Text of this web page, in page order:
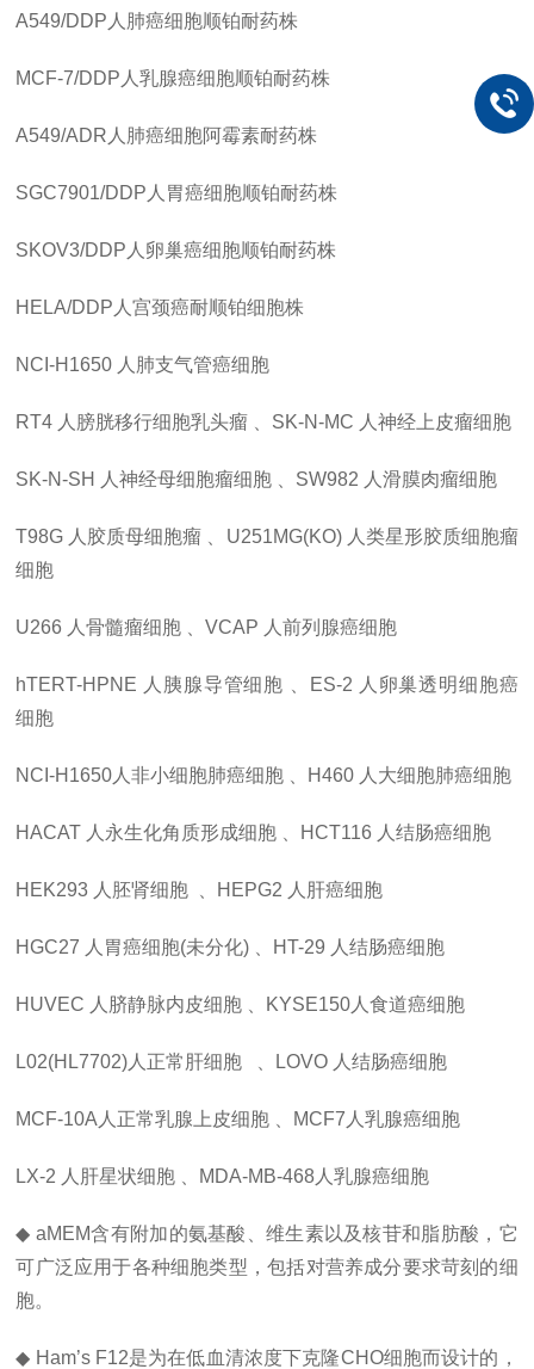
A549/DDP人肺癌细胞顺铂耐药株
MCF-7/DDP人乳腺癌细胞顺铂耐药株
A549/ADR人肺癌细胞阿霉素耐药株
SGC7901/DDP人胃癌细胞顺铂耐药株
SKOV3/DDP人卵巢癌细胞顺铂耐药株
HELA/DDP人宫颈癌耐顺铂细胞株
NCI-H1650 人肺支气管癌细胞
RT4 人膀胱移行细胞乳头瘤 、SK-N-MC 人神经上皮瘤细胞
SK-N-SH 人神经母细胞瘤细胞 、SW982 人滑膜肉瘤细胞
T98G 人胶质母细胞瘤 、U251MG(KO) 人类星形胶质细胞瘤
细胞
U266 人骨髓瘤细胞 、VCAP 人前列腺癌细胞
hTERT-HPNE 人胰腺导管细胞 、ES-2 人卵巢透明细胞癌
细胞
NCI-H1650人非小细胞肺癌细胞 、H460 人大细胞肺癌细胞
HACAT 人永生化角质形成细胞 、HCT116 人结肠癌细胞
HEK293 人胚肾细胞 、HEPG2 人肝癌细胞
HGC27 人胃癌细胞(未分化) 、HT-29 人结肠癌细胞
HUVEC 人脐静脉内皮细胞 、KYSE150人食道癌细胞
L02(HL7702)人正常肝细胞 、LOVO 人结肠癌细胞
MCF-10A人正常乳腺上皮细胞 、MCF7人乳腺癌细胞
LX-2 人肝星状细胞 、MDA-MB-468人乳腺癌细胞
◆ aMEM含有附加的氨基酸、维生素以及核苷和脂肪酸，它
可广泛应用于各种细胞类型，包括对营养成分要求苛刻的细
胞。
◆ Ham’s F12是为在低血清浓度下克隆CHO细胞而设计的，